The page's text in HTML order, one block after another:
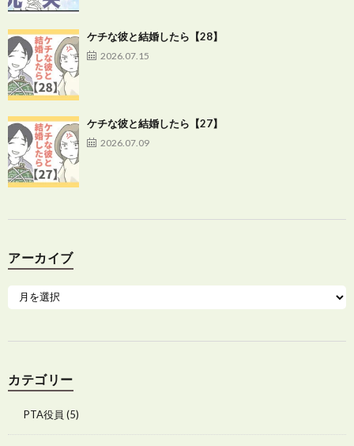
ケチな彼と結婚したら【28】
2026.07.15
ケチな彼と結婚したら【27】
2026.07.09
アーカイブ
カテゴリー
PTA役員 (5)